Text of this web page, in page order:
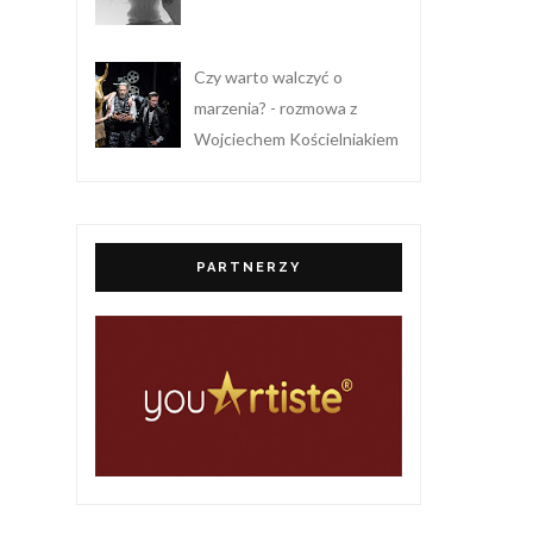
Czy warto walczyć o
marzenia? - rozmowa z
Wojciechem Kościelniakiem
PARTNERZY